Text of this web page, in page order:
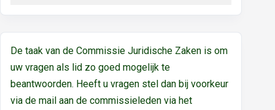
De taak van de Commissie Juridische Zaken is om
uw vragen als lid zo goed mogelijk te
beantwoorden. Heeft u vragen stel dan bij voorkeur
via de mail aan de commissieleden via het